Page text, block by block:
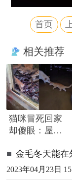
首页
相关推荐
猫咪冒死回家
却傻眼：屋外
洋，网友：不
回也罢
■ 金毛冬天能在
2023年04月23日